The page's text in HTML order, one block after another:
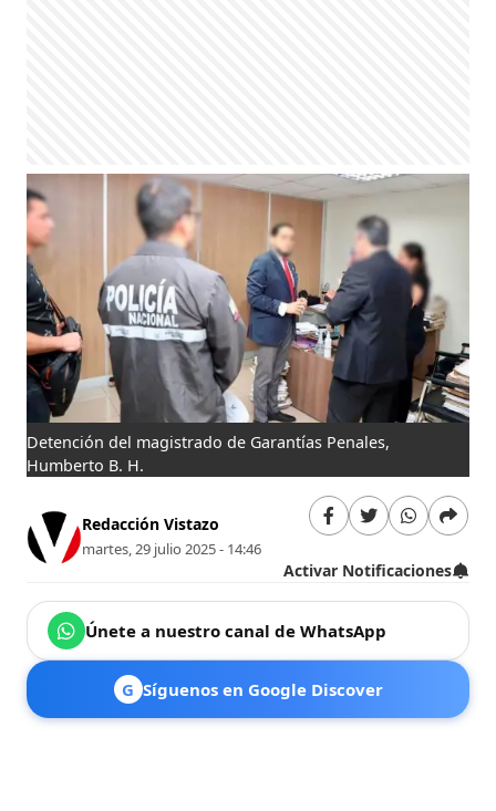
Detención del magistrado de Garantías Penales,
Humberto B. H.
Redacción Vistazo
martes, 29 julio 2025 - 14:46
Activar Notificaciones
Únete a nuestro canal de WhatsApp
G Síguenos en Google Discover